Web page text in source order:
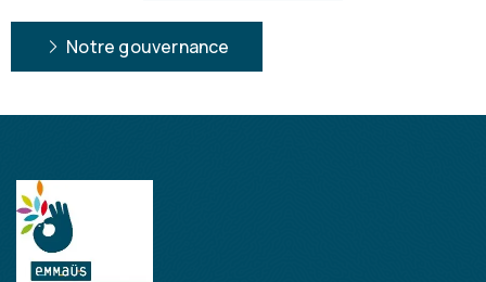
Notre gouvernance